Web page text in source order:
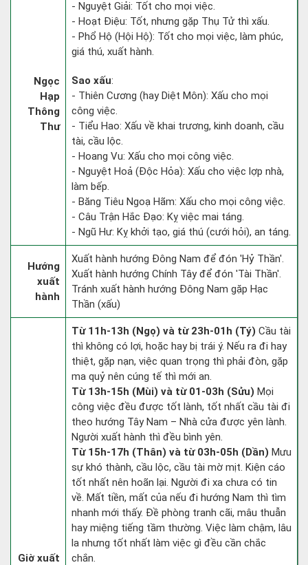
Ngọc
Hạp
Thông
Thư
- Nguyệt Giải: Tốt cho mọi việc.
- Hoạt Điệu: Tốt, nhưng gặp Thụ Tử thì xấu.
- Phổ Hộ (Hội Hộ): Tốt cho mọi việc, làm phúc,
giá thú, xuất hành.
Sao xấu:
- Thiên Cương (hay Diệt Môn): Xấu cho mọi
công việc.
- Tiểu Hao: Xấu về khai trương, kinh doanh, cầu
tài, cầu lộc.
- Hoang Vu: Xấu cho mọi công việc.
- Nguyệt Hoả (Độc Hỏa): Xấu cho việc lợp nhà,
làm bếp.
- Băng Tiêu Ngoạ Hãm: Xấu cho mọi công việc.
- Câu Trận Hắc Đạo: Kỵ việc mai táng.
- Ngũ Hư: Kỵ khởi tạo, giá thú (cưới hỏi), an táng.
Hướng
xuất
hành
Xuất hành hướng Đông Nam để đón 'Hỷ Thần'.
Xuất hành hướng Chính Tây để đón 'Tài Thần'.
Tránh xuất hành hướng Đông Nam gặp Hạc
Thần (xấu)
Giờ xuất
Từ 11h-13h (Ngọ) và từ 23h-01h (Tý) Cầu tài
thì không có lợi, hoặc hay bị trái ý. Nếu ra đi hay
thiệt, gặp nạn, việc quan trọng thì phải đòn, gặp
ma quỷ nên cúng tế thì mới an.
Từ 13h-15h (Mùi) và từ 01-03h (Sửu) Mọi
công việc đều được tốt lành, tốt nhất cầu tài đi
theo hướng Tây Nam – Nhà cửa được yên lành.
Người xuất hành thì đều bình yên.
Từ 15h-17h (Thân) và từ 03h-05h (Dần) Mưu
sự khó thành, cầu lộc, cầu tài mờ mịt. Kiện cáo
tốt nhất nên hoãn lại. Người đi xa chưa có tin
về. Mất tiền, mất của nếu đi hướng Nam thì tìm
nhanh mới thấy. Đề phòng tranh cãi, mâu thuẫn
hay miệng tiếng tầm thường. Việc làm chậm, lâu
la nhưng tốt nhất làm việc gì đều cần chắc
chắn.